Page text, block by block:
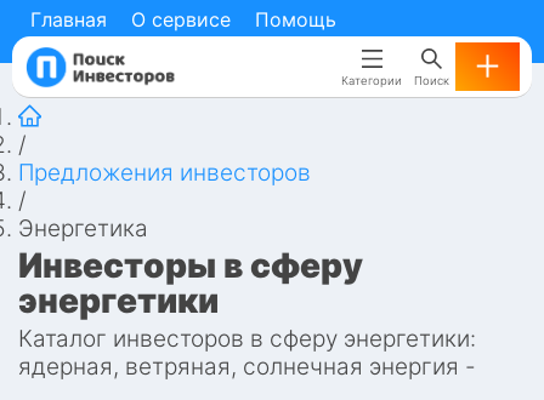
Главная О сервисе Помощь
Категории Поиск
Главная О сервисе Помощь
Категории Поиск
/
Предложения инвесторов
/
Энергетика
Инвесторы в сферу
энергетики
Каталог инвесторов в сферу энергетики:
ядерная, ветряная, солнечная энергия -